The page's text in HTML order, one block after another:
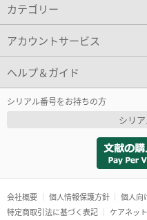
カテゴリー
アカウントサービス
ヘルプ＆ガイド
シリアル番号をお持ちの方
シリ
会社概要 個人情報保護方針
個人向
特定商取引法に基づく表記
ケアネッ